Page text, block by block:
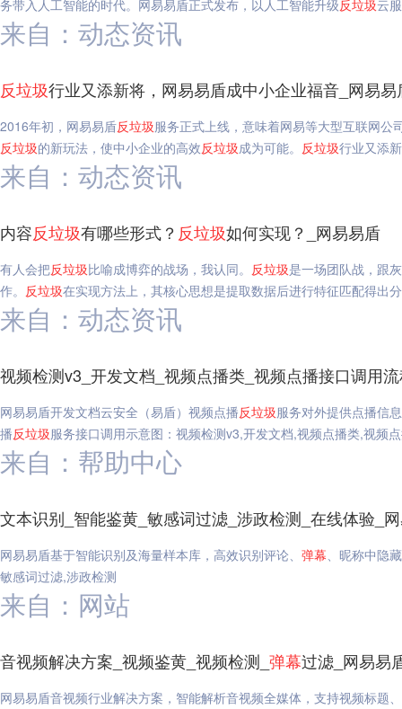
务带入人工智能的时代。网易易盾正式发布，以人工智能升级反垃圾云
来自：动态资讯
反垃圾行业又添新将，网易易盾成中小企业福音_网易易
2016年初，网易易盾反垃圾服务正式上线，意味着网易等大型互联网公
反垃圾的新玩法，使中小企业的高效反垃圾成为可能。 反垃圾行业又添
来自：动态资讯
内容反垃圾有哪些形式？ 反垃圾如何实现？_网易易盾
有人会把反垃圾比喻成博弈的战场，我认同。 反垃圾是一场团队战，跟
作。 反垃圾在实现方法上，其核心思想是提取数据后进行特征匹配得出
来自：动态资讯
视频检测v3_开发文档_视频点播类_视频点播接口调用
网易易盾开发文档云安全（易盾）视频点播反垃圾服务对外提供点播信
播反垃圾服务接口调用示意图：视频检测v3,开发文档,视频点播类,视频
来自：帮助中心
文本识别_智能鉴黄_敏感词过滤_涉政检测_在线体验_
网易易盾基于智能识别及海量样本库，高效识别评论、 弹幕、昵称中隐
敏感词过滤,涉政检测
来自：网站
音视频解决方案_视频鉴黄_视频检测_ 弹幕过滤_网易易
网易易盾音视频行业解决方案，智能解析音视频全媒体，支持视频标题